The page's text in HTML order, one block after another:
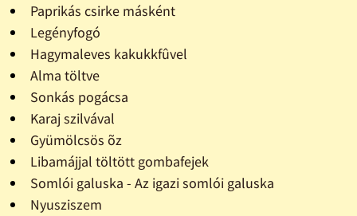
Paprikás csirke másként
Legényfogó
Hagymaleves kakukkfûvel
Alma töltve
Sonkás pogácsa
Karaj szilvával
Gyümölcsös õz
Libamájjal töltött gombafejek
Somlói galuska - Az igazi somlói galuska
Nyusziszem